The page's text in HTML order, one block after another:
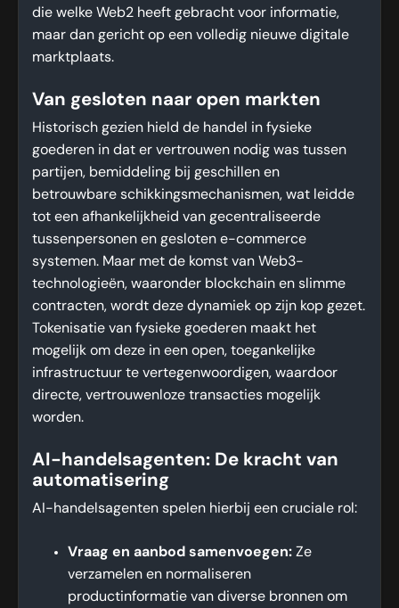
die welke Web2 heeft gebracht voor informatie,
maar dan gericht op een volledig nieuwe digitale
marktplaats.
Van gesloten naar open markten
Historisch gezien hield de handel in fysieke
goederen in dat er vertrouwen nodig was tussen
partijen, bemiddeling bij geschillen en
betrouwbare schikkingsmechanismen, wat leidde
tot een afhankelijkheid van gecentraliseerde
tussenpersonen en gesloten e-commerce
systemen. Maar met de komst van Web3-
technologieën, waaronder blockchain en slimme
contracten, wordt deze dynamiek op zijn kop gezet.
Tokenisatie van fysieke goederen maakt het
mogelijk om deze in een open, toegankelijke
infrastructuur te vertegenwoordigen, waardoor
directe, vertrouwenloze transacties mogelijk
worden.
AI-handelsagenten: De kracht van
automatisering
AI-handelsagenten spelen hierbij een cruciale rol:
Vraag en aanbod samenvoegen: Ze
verzamelen en normaliseren
productinformatie van diverse bronnen om